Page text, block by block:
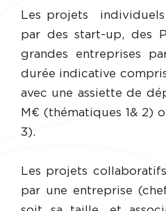
Les projets
par des start-up, des
grandes entreprises
durée indicative
avec une assiette de
M€ (thématiques 1& 2)
3).
Les projets
par une entreprise